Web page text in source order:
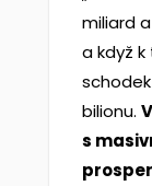
miliard
a když
bilionu.
s